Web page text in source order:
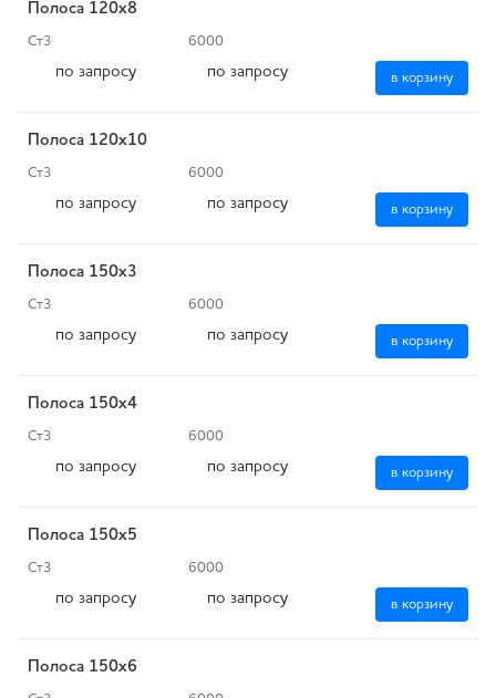
Полоса 120x8
Ст3 6000
по запросу по запросу в корзину
Полоса 120x10
Ст3 6000
по запросу по запросу в корзину
Полоса 150х3
Ст3 6000
по запросу по запросу в корзину
Полоса 150х4
Ст3 6000
по запросу по запросу в корзину
Полоса 150х5
Ст3 6000
по запросу по запросу в корзину
Полоса 150х6